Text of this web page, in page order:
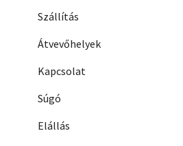
Szállítás
Átvevőhelyek
Kapcsolat
Súgó
Elállás